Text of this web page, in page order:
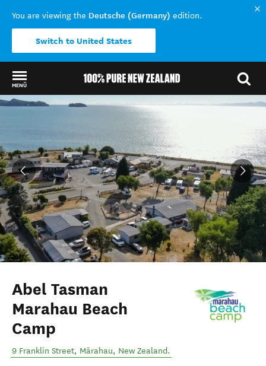
You are viewing the Deutsche (Germany) edition.
Switch to United States
MENÜ
Back to my results
Abel Tasman
Marahau Beach
Camp
9 Franklin Street, Mārahau, New Zealand.